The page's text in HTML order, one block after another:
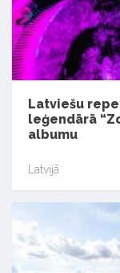
Latviešu
leģendārā
albumu
Latvijā